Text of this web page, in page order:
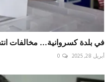
في بلدة كسروانية... مخالفات
أبريل 28, 2025 0